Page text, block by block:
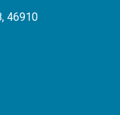
46910